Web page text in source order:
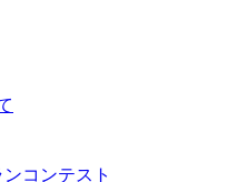
コンテスト